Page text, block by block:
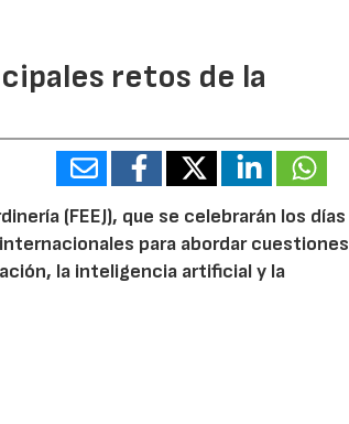
retos de la
(FEEJ), que se celebrarán los días
para abordar cuestiones
la inteligencia artificial y la
30/07/2026